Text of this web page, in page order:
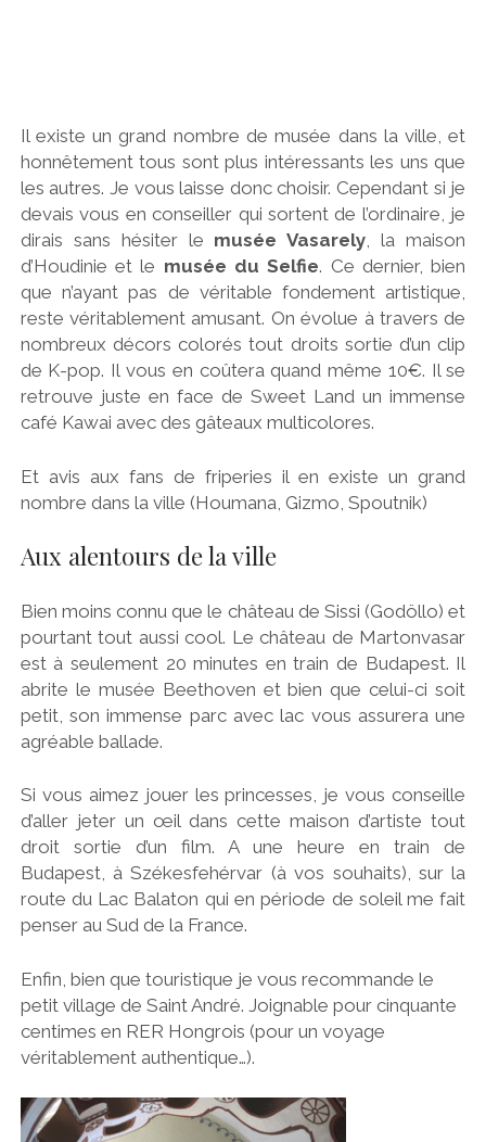
Il existe un grand nombre de musée dans la ville, et
honnêtement tous sont plus intéressants les uns que
les autres. Je vous laisse donc choisir. Cependant si je
devais vous en conseiller qui sortent de l’ordinaire, je
dirais sans hésiter le musée Vasarely, la maison
d’Houdinie et le musée du Selfie. Ce dernier, bien
que n’ayant pas de véritable fondement artistique,
reste véritablement amusant. On évolue à travers de
nombreux décors colorés tout droits sortie d’un clip
de K-pop. Il vous en coûtera quand même 10€. Il se
retrouve juste en face de Sweet Land un immense
café Kawai avec des gâteaux multicolores.
Et avis aux fans de friperies il en existe un grand
nombre dans la ville (Houmana, Gizmo, Spoutnik)
Aux alentours de la ville
Bien moins connu que le château de Sissi (Godöllo) et
pourtant tout aussi cool. Le château de Martonvasar
est à seulement 20 minutes en train de Budapest. Il
abrite le musée Beethoven et bien que celui-ci soit
petit, son immense parc avec lac vous assurera une
agréable ballade.
Si vous aimez jouer les princesses, je vous conseille
d’aller jeter un œil dans cette maison d’artiste tout
droit sortie d’un film. A une heure en train de
Budapest, à Székesfehérvar (à vos souhaits), sur la
route du Lac Balaton qui en période de soleil me fait
penser au Sud de la France.
Enfin, bien que touristique je vous recommande le
petit village de Saint André. Joignable pour cinquante
centimes en RER Hongrois (pour un voyage
véritablement authentique…).